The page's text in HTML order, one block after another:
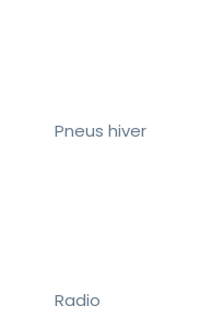
Pneus hiver
Radio